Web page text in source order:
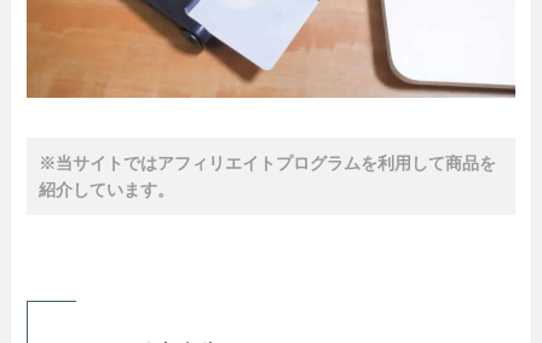
※当サイトではアフィリエイトプログラムを利用して商品を
紹介しています。